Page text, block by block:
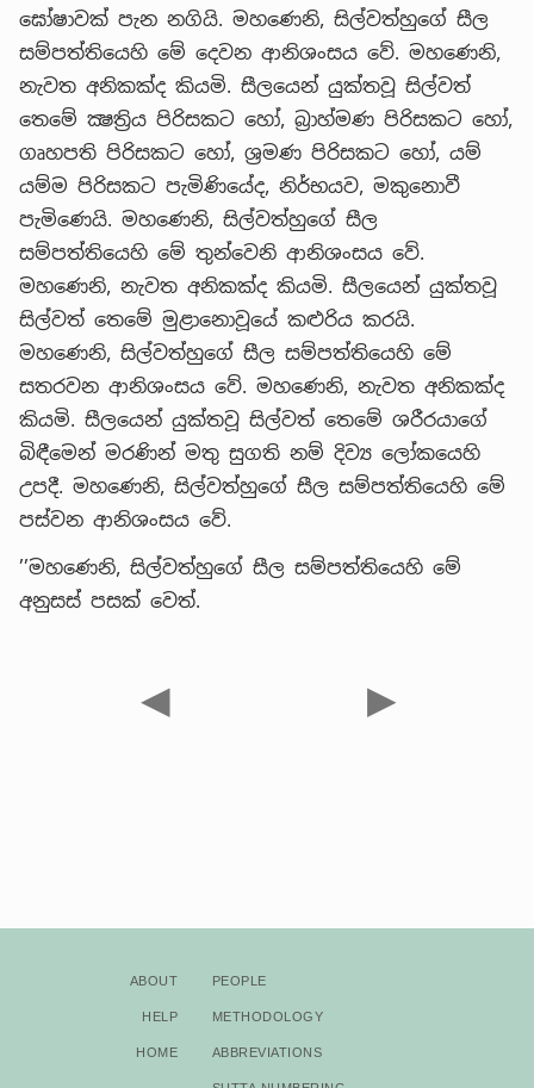
ඝෝෂාවක් පැන නගියි. මහණෙනි, සිල්වත්හුගේ සීල
සම්පත්තියෙහි මේ දෙවන ආනිශංසය වේ. මහණෙනි,
නැවත අනිකක්ද කියමි. සීලයෙන් යුක්තවූ සිල්වත්
තෙමේ ක්‍ෂත්‍රිය පිරිසකට හෝ, බ්‍රාහ්මණ පිරිසකට හෝ,
ගෘහපති පිරිසකට හෝ, ශ්‍රමණ පිරිසකට හෝ, යම්
යම්ම පිරිසකට පැමිණියේද, නිර්භයව, මකුනොවී
පැමිණෙයි. මහණෙනි, සිල්වත්හුගේ සීල
සම්පත්තියෙහි මේ තුන්වෙනි ආනිශංසය වේ.
මහණෙනි, නැවත අනිකක්ද කියමි. සීලයෙන් යුක්තවූ
සිල්වත් තෙමේ මුළානොවූයේ කළුරිය කරයි.
මහණෙනි, සිල්වත්හුගේ සීල සම්පත්තියෙහි මේ
සතරවන ආනිශංසය වේ. මහණෙනි, නැවත අනිකක්ද
කියමි. සීලයෙන් යුක්තවූ සිල්වත් තෙමේ ශරීරයාගේ
බිඳීමෙන් මරණින් මතු සුගති නම් දිව්‍ය ලෝකයෙහි
උපදී. මහණෙනි, සිල්වත්හුගේ සීල සම්පත්තියෙහි මේ
පස්වන ආනිශංසය වේ.
’’මහණෙනි, සිල්වත්හුගේ සීල සම්පත්තියෙහි මේ
අනුසස් පසක් වෙත්.
◀ ▶
About
Help
Home
People
Methodology
Abbreviations